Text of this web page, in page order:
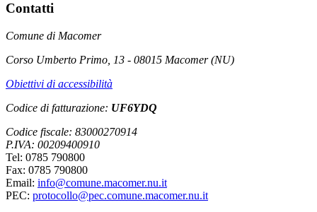
Contatti
Comune di Macomer
Corso Umberto Primo, 13 - 08015 Macomer (NU)
Obiettivi di accessibilità
Codice di fatturazione: UF6YDQ
Codice fiscale: 83000270914
P.IVA: 00209400910
Tel: 0785 790800
Fax: 0785 790800
Email: info@comune.macomer.nu.it
PEC: protocollo@pec.comune.macomer.nu.it